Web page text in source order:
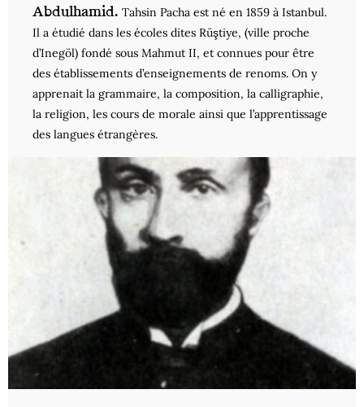
Abdulhamid. Tahsin Pacha est né en 1859 à Istanbul.
Il a étudié dans les écoles dites Rüştiye, (ville proche
d’Inegöl) fondé sous Mahmut II, et connues pour être
des établissements d’enseignements de renoms. On y
apprenait la grammaire, la composition, la calligraphie,
la religion, les cours de morale ainsi que l’apprentissage
des langues étrangères.